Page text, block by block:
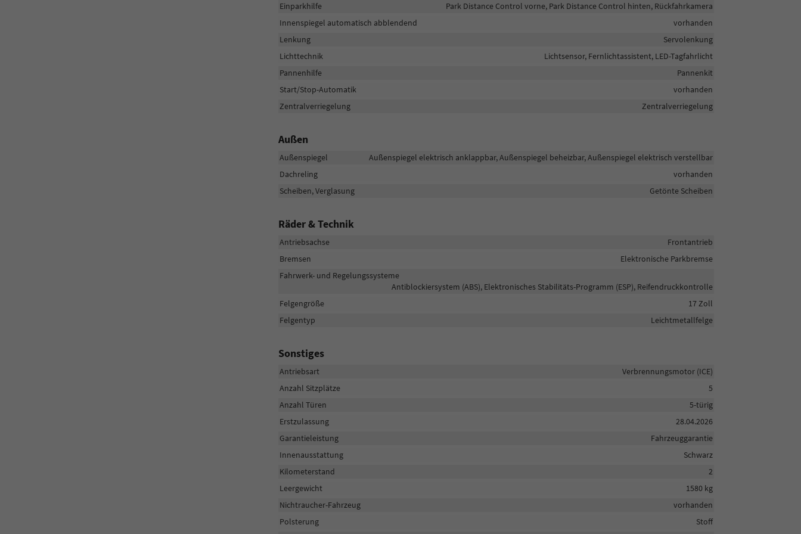
Einparkhilfe
Park Distance Control vorne, Park Distance Control hinten, Rückfahrkamera
Innenspiegel automatisch abblendend
vorhanden
Lenkung
Servolenkung
Lichttechnik
Lichtsensor, Fernlichtassistent, LED-Tagfahrlicht
Pannenhilfe
Pannenkit
Start/Stop-Automatik
vorhanden
Zentralverriegelung
Zentralverriegelung
Außen
Außenspiegel
Außenspiegel elektrisch anklappbar, Außenspiegel beheizbar, Außenspiegel elektrisch verstellbar
Dachreling
vorhanden
Scheiben, Verglasung
Getönte Scheiben
Räder & Technik
Antriebsachse
Frontantrieb
Bremsen
Elektronische Parkbremse
Fahrwerk- und Regelungssysteme
Antiblockiersystem (ABS), Elektronisches Stabilitäts-Programm (ESP), Reifendruckkontrolle
Felgengröße
17 Zoll
Felgentyp
Leichtmetallfelge
Sonstiges
Antriebsart
Verbrennungsmotor (ICE)
Anzahl Sitzplätze
5
Anzahl Türen
5-türig
Erstzulassung
28.04.2026
Garantieleistung
Fahrzeuggarantie
Innenausstattung
Schwarz
Kilometerstand
2
Leergewicht
1580 kg
Nichtraucher-Fahrzeug
vorhanden
Polsterung
Stoff